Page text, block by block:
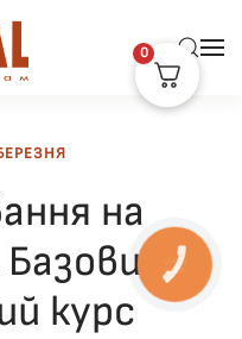
на
курс
0
КНОПКА
ЗВ'ЯЗКУ